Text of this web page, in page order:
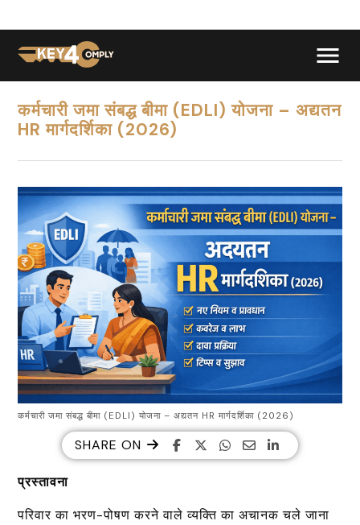
कर्मचारी जमा संबद्ध बीमा (EDLI) योजना – अद्यतन
HR मार्गदर्शिका (2026)
कर्मचारी जमा संबद्ध बीमा (EDLI) योजना – अद्यतन HR मार्गदर्शिका (2026)
SHARE ON
प्रस्तावना
परिवार का भरण-पोषण करने वाले व्यक्ति का अचानक चले जाना